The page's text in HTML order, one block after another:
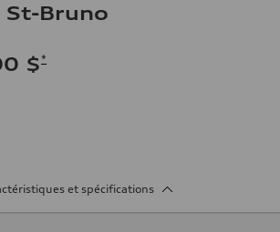
St-Bruno
$*
et spécifications